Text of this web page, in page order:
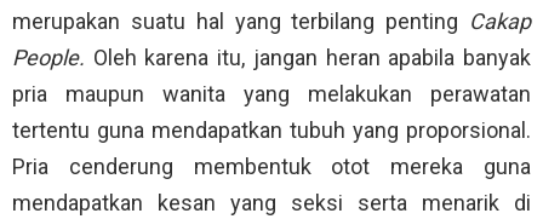
merupakan suatu hal yang terbilang penting Cakap
People. Oleh karena itu, jangan heran apabila banyak
pria maupun wanita yang melakukan perawatan
tertentu guna mendapatkan tubuh yang proporsional.
Pria cenderung membentuk otot mereka guna
mendapatkan kesan yang seksi serta menarik di